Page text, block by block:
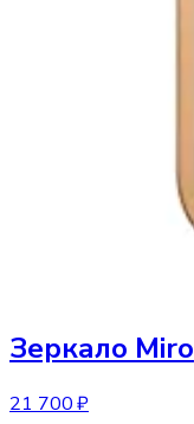
Зеркало Miro
21 700 ₽